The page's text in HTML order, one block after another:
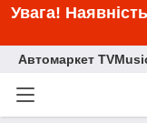
Увага!
Автомаркет